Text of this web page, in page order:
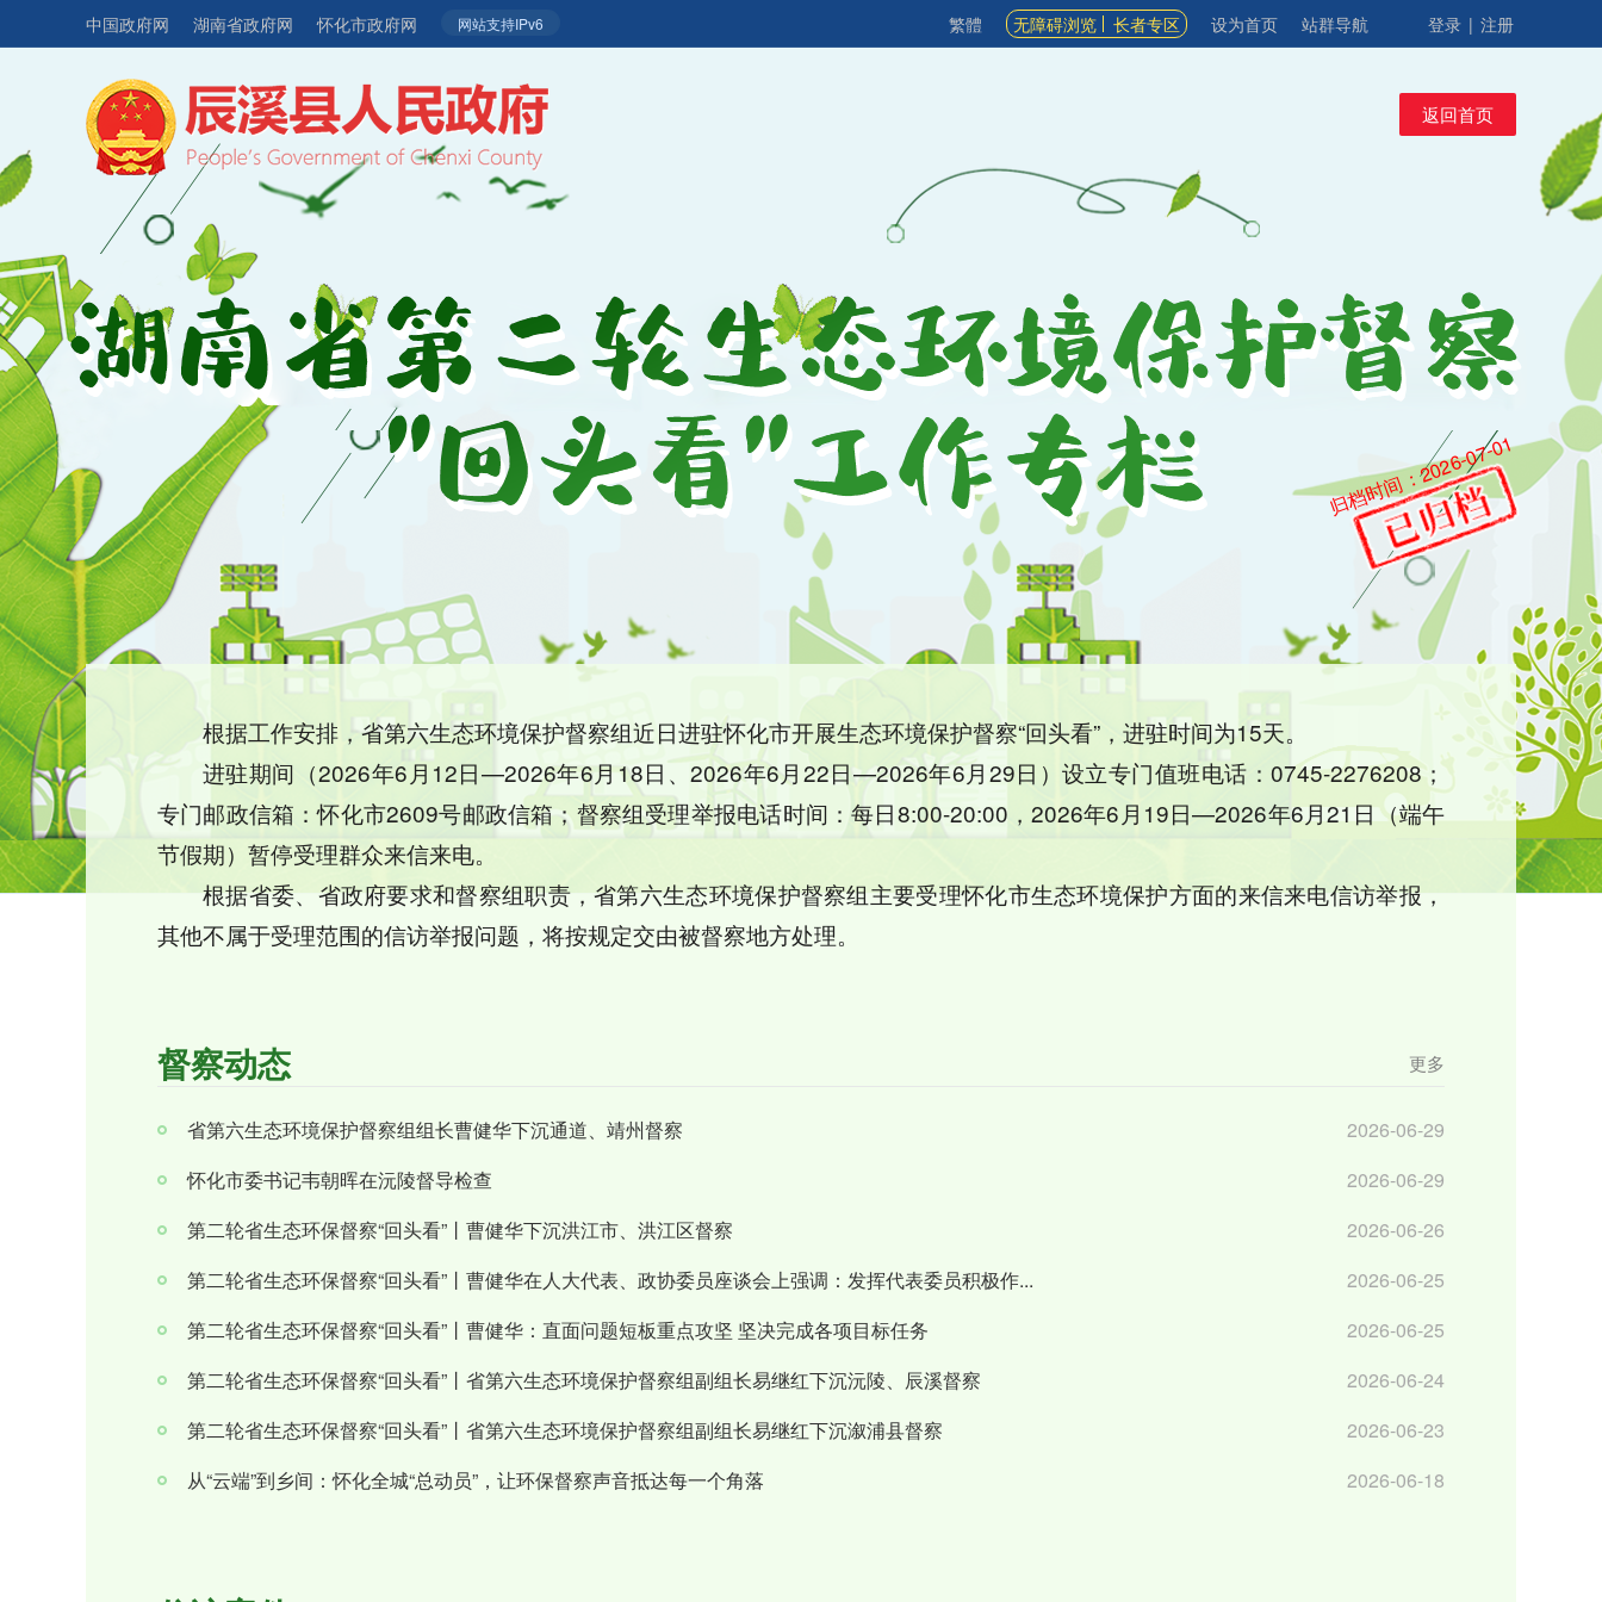
中国政府网 湖南省政府网 怀化市政府网 网站支持IPv6 繁體 无障碍浏览 长者专区 设为首页 站群导航 登录 | 注册
返回首页
根据工作安排，省第六生态环境保护督察组近日进驻怀化市开展生态环境保护督察“回头看”，进驻时间为15天。
进驻期间（2026年6月12日—2026年6月18日、2026年6月22日—2026年6月29日）设立专门值班电话：0745-2276208；
专门邮政信箱：怀化市2609号邮政信箱；督察组受理举报电话时间：每日8:00-20:00，2026年6月19日—2026年6月21日（端午
节假期）暂停受理群众来信来电。
根据省委、省政府要求和督察组职责，省第六生态环境保护督察组主要受理怀化市生态环境保护方面的来信来电信访举报，
其他不属于受理范围的信访举报问题，将按规定交由被督察地方处理。
督察动态 更多
2026-06-29
省第六生态环境保护督察组组长曹健华下沉通道、靖州督察
2026-06-29
怀化市委书记韦朝晖在沅陵督导检查
2026-06-26
第二轮省生态环保督察“回头看”丨曹健华下沉洪江市、洪江区督察
2026-06-25
第二轮省生态环保督察“回头看”丨曹健华在人大代表、政协委员座谈会上强调：发挥代表委员积极作...
2026-06-25
第二轮省生态环保督察“回头看”丨曹健华：直面问题短板重点攻坚 坚决完成各项目标任务
2026-06-24
第二轮省生态环保督察“回头看”丨省第六生态环境保护督察组副组长易继红下沉沅陵、辰溪督察
2026-06-23
第二轮省生态环保督察“回头看”丨省第六生态环境保护督察组副组长易继红下沉溆浦县督察
2026-06-18
从“云端”到乡间：怀化全城“总动员”，让环保督察声音抵达每一个角落
归档时间：2026-07-01